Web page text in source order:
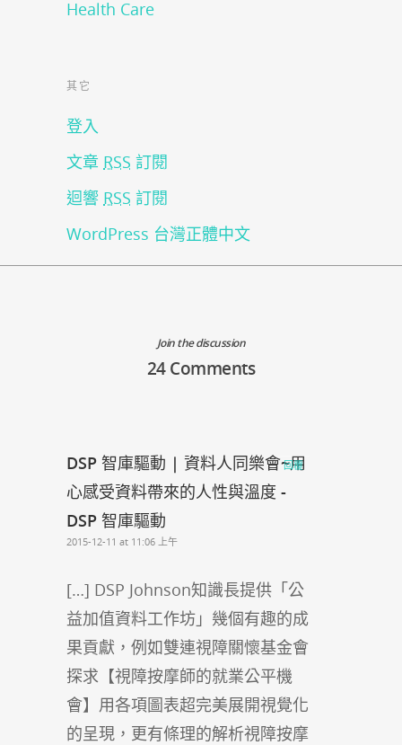
Health Care
其它
登入
文章 RSS 訂閱
迴響 RSS 訂閱
WordPress 台灣正體中文
Join the discussion
24 Comments
DSP 智庫驅動 | 資料人同樂會~用
心感受資料帶來的人性與溫度 -
DSP 智庫驅動
2015-12-11 at 11:06 上午
[…] DSP Johnson知識長提供「公
益加值資料工作坊」幾個有趣的成
果貢獻，例如雙連視障關懷基金會
探求【視障按摩師的就業公平機
會】用各項圖表超完美展開視覺化
的呈現，更有條理的解析視障按摩
回覆